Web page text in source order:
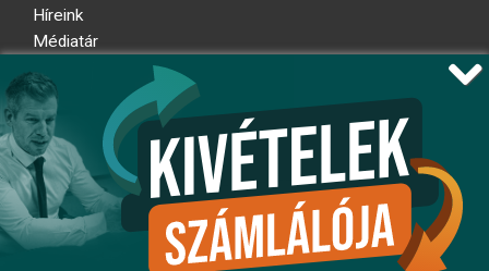
Híreink
Médiatár
Adatkezelési nyilatkozat
Átláthatósági nyilatkozat
Ugrás az oldal tetejére
Kövessen minket!